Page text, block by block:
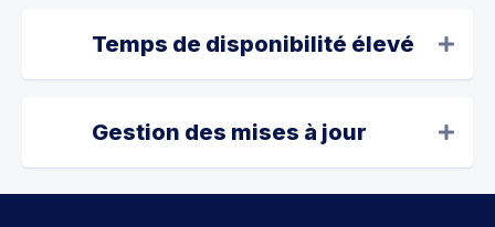
Temps de disponibilité élevé
Gestion des mises à jour